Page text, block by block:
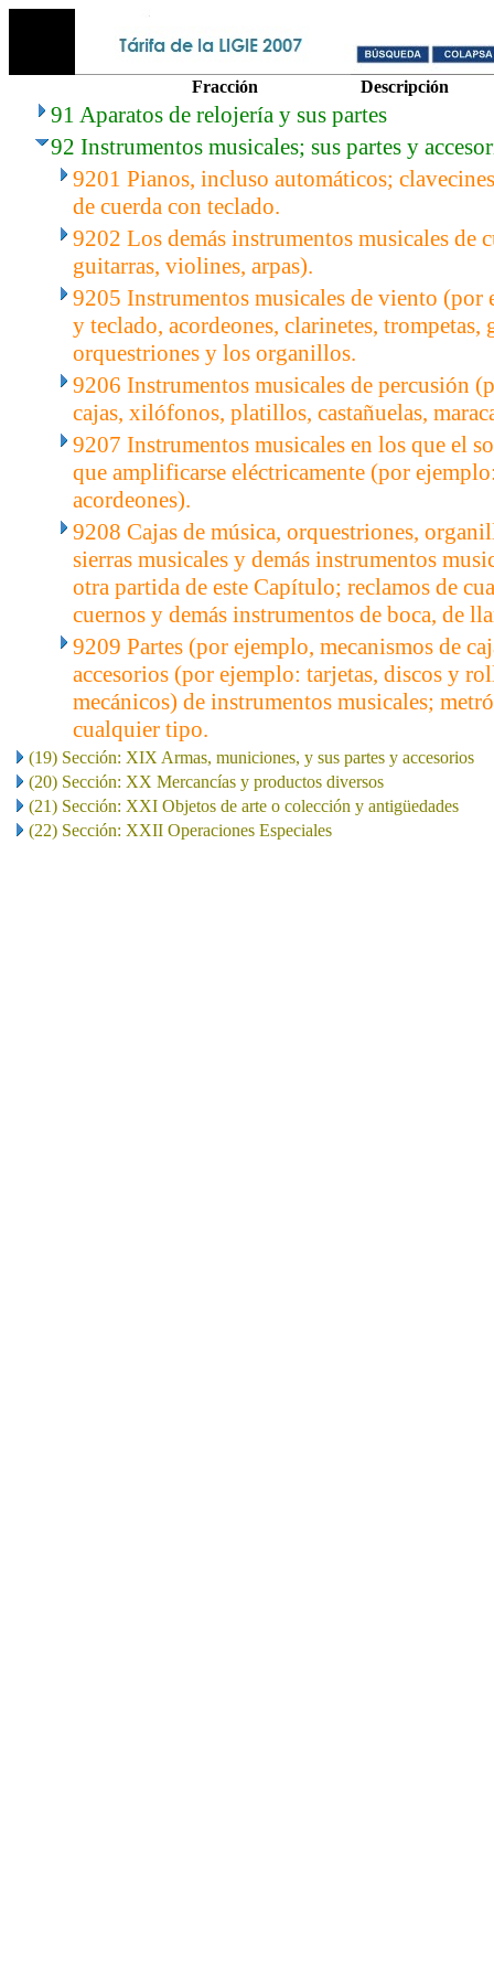
Fracción Descripción
91 Aparatos de relojería y sus partes
92 Instrumentos musicales; sus partes y
9201 Pianos, incluso automáticos;
de cuerda con teclado.
9202 Los demás instrumentos musicales de
guitarras, violines, arpas).
9205 Instrumentos musicales de viento (por
y teclado, acordeones, clarinetes, trompetas,
orquestriones y los organillos.
9206 Instrumentos musicales de percusión
cajas, xilófonos, platillos, castañuelas,
9207 Instrumentos musicales en los que el
que amplificarse eléctricamente (por
acordeones).
9208 Cajas de música, orquestriones,
sierras musicales y demás instrumentos
otra partida de este Capítulo; reclamos de
cuernos y demás instrumentos de boca, de
9209 Partes (por ejemplo, mecanismos de
accesorios (por ejemplo: tarjetas, discos y
mecánicos) de instrumentos musicales;
cualquier tipo.
(19) Sección: XIX Armas, municiones, y sus partes y accesorios
(20) Sección: XX Mercancías y productos diversos
(21) Sección: XXI Objetos de arte o colección y antigüedades
(22) Sección: XXII Operaciones Especiales